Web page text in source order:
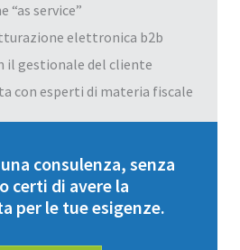
“as service”
elettronica b2b
il gestionale del cliente
con esperti di materia fiscale
consulenza, senza
certi di avere la
per le tue esigenze.